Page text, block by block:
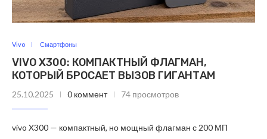
Vivo Смартфоны
VIVO X300: КОМПАКТНЫЙ ФЛАГМАН,
КОТОРЫЙ БРОСАЕТ ВЫЗОВ ГИГАНТАМ
25.10.2025 0 коммент 74 просмотров
vivo X300 — компактный, но мощный флагман с 200 МП